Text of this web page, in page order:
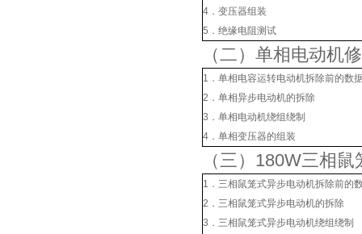
4．变压器组装
5．绝缘电阻测试
（二）单相电动机
1．单相电容运转电动机拆除前的数
2．单相异步电动机的拆除
3．单相电动机绕组绕制
4．单相变压器的组装
（三）180W三相
1．三相鼠笼式异步电动机拆除前的
2．三相鼠笼式异步电动机的拆除
3．三相鼠笼式异步电动机绕组绕制